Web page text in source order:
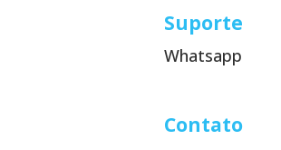
Suporte
Whatsapp
Contato